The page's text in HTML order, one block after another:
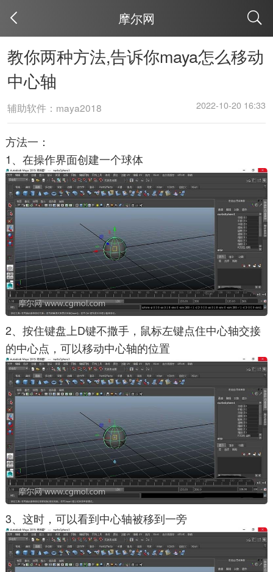
摩尔网
教你两种方法,告诉你maya怎么移动
中心轴
辅助软件：maya2018 2022-10-20 16:33
方法一：
1、在操作界面创建一个球体
2、按住键盘上D键不撒手，鼠标左键点住中心轴交接
的中心点，可以移动中心轴的位置
3、这时，可以看到中心轴被移到一旁
取消